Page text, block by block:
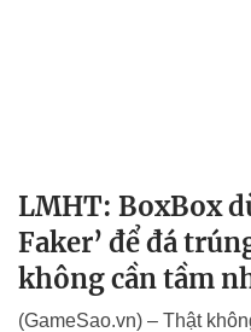
LMHT: BoxBox
Faker’ để đá
không cần tầm
(GameSao.vn) – Thật